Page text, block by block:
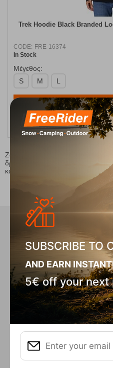
Trek Hoodie Black Branded
CODE: FRE-16374
In Stock
Μέγεθος:
S
M L
SELECT
Ζακέτες
ή
δραστηριότητες ή για το
και σε
Did you know
have...
SUBSCRIBE TO
AND EARN
5€ off your next